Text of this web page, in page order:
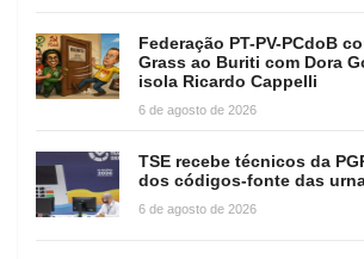
Federação PT-PV-PCdoB
Grass ao Buriti com Dora
isola Ricardo Cappelli
6 de agosto de 2026
TSE recebe técnicos da
dos códigos-fonte das
6 de agosto de 2026